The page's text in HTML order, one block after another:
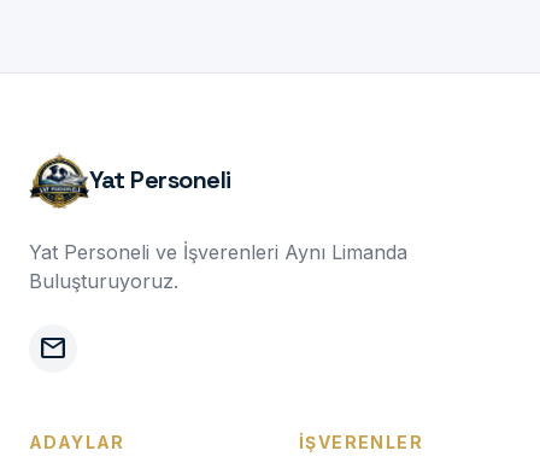
Yat Personeli
Yat Personeli ve İşverenleri Aynı Limanda
Buluşturuyoruz.
mail
ADAYLAR İŞVERENLER